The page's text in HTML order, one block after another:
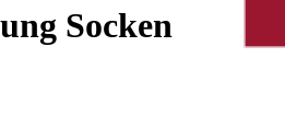
Socken